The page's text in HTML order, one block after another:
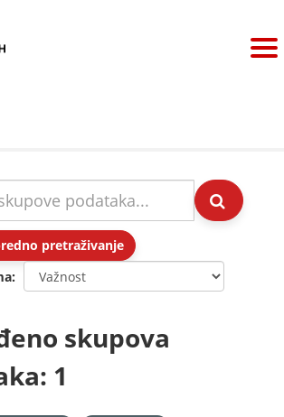
pretraživanje
skupova
1